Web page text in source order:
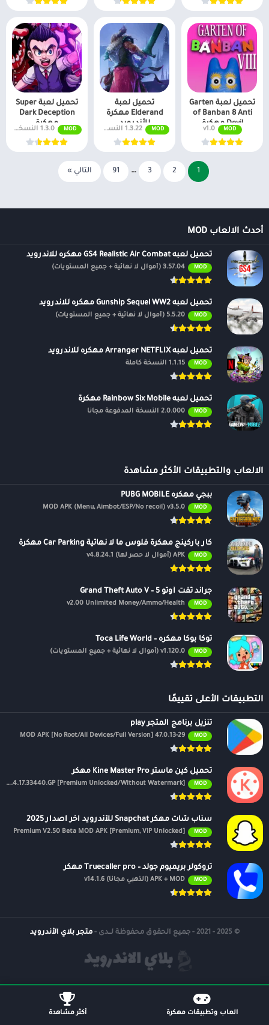
تحميل لعبة Garten
of Banban 8 Anti
Devil مهكرة
للاندرويد
MOD
v1.0
تحميل لعبة
Elderand مهكرة
للأندرويد
MOD 1.3.22 النسخة المدفوعة مجانًا
تحميل لعبة Super
Dark Deception
مهكرة
MOD 1.3.0 النسخة المدفوعة مجانًا
1
2
3
…
91 التالي »
أحدث الالعاب MOD
تحميل لعبه GS4 Realistic Air Combat مهكره للاندرويد
MOD 3.57.04 (أموال لا نهائية + جميع المستويات)
تحميل لعبه Gunship Sequel WW2 مهكره للاندرويد
MOD 5.5.20 (أموال لا نهائية + جميع المستويات)
تحميل لعبه Arranger NETFLIX مهكره للاندرويد
MOD 1.1.15 النسخة كاملة
تحميل لعبه Rainbow Six Mobile مهكرة
MOD 2.0.000 النسخة المدفوعة مجانًا
الالعاب والتطبيقات الأكثر مشاهدة
ببجي مهكره PUBG MOBILE
MOD
MOD APK (Menu, Aimbot/ESP/No recoil) v3.5.0
كار باركينج مهكرة فلوس ما لا نهائية Car Parking مهكرة
MOD APK (أموال لا حصر لها) v4.8.24.1
جراند ثفت أوتو 5 – Grand Theft Auto V
MOD
v2.00 Unlimited Money/Ammo/Health
توكا بوكا مهكره – Toca Life World
MOD v1.120.0 (أموال لا نهائية + جميع المستويات)
التطبيقات الأعلى تقييمًا
تنزيل برنامج المتجر play
MOD
47.0.13-29 MOD APK [No Root/All Devices/Full Version]
تحميل كين ماستر Kine Master Pro مهكر
MOD
APK v7.4.17.33440.GP [Premium Unlocked/Without Watermark]
سناب شات مهكر Snapchat للأندرويد اخر اصدار 2025
MOD
Premium V2.50 Beta MOD APK [Premium, VIP Unlocked]
تروكولر بريميوم جولد – Truecaller pro مهكر
MOD APK + MOD (الذهبي مجانًا) v14.1.6
© 2025 - 2021 - جميع الحقوق محفوظة لــدى - متجر بلاي الأندرويد
العاب وتطبيقات مهكرة أكثر مشاهدة